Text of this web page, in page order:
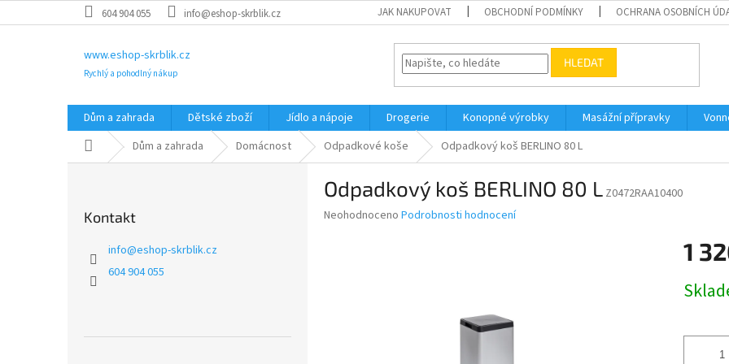
na
604 904 055 info@eshop-skrblik.cz JAK NAKUPOVAT OBCHODNÍ PODMÍNKY OCHRANA OSOBNÍCH
www.eshop-skrblik.cz
Rychlý a pohodlný nákup
HLEDAT
Dům a zahrada Dětské zboží Jídlo a nápoje Drogerie Konopné výrobky Masážní přípravky
Domů Dům a zahrada Domácnost Odpadkové koše Odpadkový koš BERLINO 80 L
Kontakt
info@eshop-skrblik.cz
604 904 055
Odpadkový koš BERLINO 80 L Z0472RAA10400
Průměrné
Neohodnoceno Podrobnosti hodnocení
1
cena: